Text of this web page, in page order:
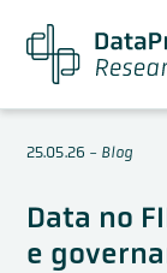
25.05.26 - Blog
Data no
e